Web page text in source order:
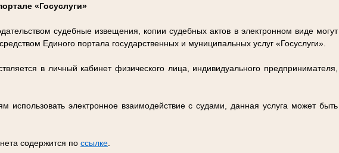
«Госуслуги»
судебные извещения, копии судебных актов в электронном виде могут
Единого портала государственных и муниципальных услуг «Госуслуги».
в личный кабинет физического лица, индивидуального предпринимателя,
использовать электронное взаимодействие с судами, данная услуга может быть
содержится по ссылке.